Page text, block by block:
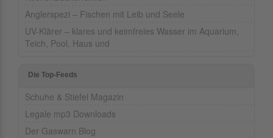
Anglerspezi – Fischen mit Leib und Seele
UV-Klärer – klares und keimfreies Wasser im Aquarium,
Teich, Pool, Haus und
Die Top-Feeds
Schuhe & Stiefel Magazin
Legale mp3 Downloads
Der Gaswarn Blog